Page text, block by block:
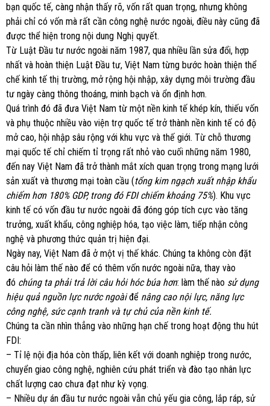
bạn quốc tế, càng nhận thấy rõ, vốn rất quan trọng, nhưng không
phải chỉ có vốn mà rất cần công nghệ nước ngoài, điều này cũng đã
được thể hiện trong nội dung Nghị quyết.
Từ Luật Đầu tư nước ngoài năm 1987, qua nhiều lần sửa đổi, hợp
nhất và hoàn thiện Luật Đầu tư, Việt Nam từng bước hoàn thiện thể
chế kinh tế thị trường, mở rộng hội nhập, xây dựng môi trường đầu
tư ngày càng thông thoáng, minh bạch và ổn định hơn.
Quá trình đó đã đưa Việt Nam từ một nền kinh tế khép kín, thiếu vốn
và phụ thuộc nhiều vào viện trợ quốc tế trở thành nền kinh tế có độ
mở cao, hội nhập sâu rộng với khu vực và thế giới. Từ chỗ thương
mại quốc tế chỉ chiếm tỉ trọng rất nhỏ vào cuối những năm 1980,
đến nay Việt Nam đã trở thành mắt xích quan trọng trong mạng lưới
sản xuất và thương mại toàn cầu (tổng kim ngạch xuất nhập khẩu
chiếm hơn 180% GDP, trong đó FDI chiếm khoảng 75%). Khu vực
kinh tế có vốn đầu tư nước ngoài đã đóng góp tích cực vào tăng
trưởng, xuất khẩu, công nghiệp hóa, tạo việc làm, tiếp nhận công
nghệ và phương thức quản trị hiện đại.
Ngày nay, Việt Nam đã ở một vị thế khác. Chúng ta không còn đặt
câu hỏi làm thế nào để có thêm vốn nước ngoài nữa, thay vào
đó chúng ta phải trả lời câu hỏi hóc búa hơn: làm thế nào sử dụng
hiệu quả nguồn lực nước ngoàiđể nâng cao nội lực, năng lực
công nghệ, sức cạnh tranh và tự chủ của nền kinh tế.
Chúng ta cần nhìn thẳng vào những hạn chế trong hoạt động thu hút
FDI:
– Tỉ lệ nội địa hóa còn thấp, liên kết với doanh nghiệp trong nước,
chuyển giao công nghệ, nghiên cứu phát triển và đào tạo nhân lực
chất lượng cao chưa đạt như kỳ vọng.
– Nhiều dự án đầu tư nước ngoài vẫn chủ yếu gia công, lắp ráp, sử